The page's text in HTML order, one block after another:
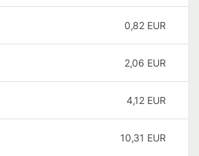
0,82 EUR
2,06 EUR
4,12 EUR
10,31 EUR